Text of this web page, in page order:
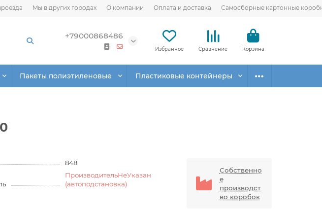
Мы в других городах О компании Оплата и доставка Самосборные картонные
+79000868486
Избранное Сравнение Корзина
Пакеты полиэтиленовые Пластиковые контейнеры
848
ПроизводительНеУказан
(автоподстановка)
Собственно
е
производст
во коробок